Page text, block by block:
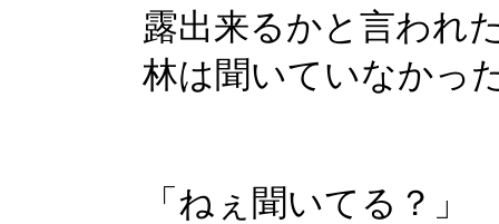
露出来るかと言われ
林は聞いていなかっ
「ねぇ聞いてる？」